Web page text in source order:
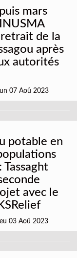
mars
de la
après
autorités
07 Aoû 2023
potable en
avec le
03 Aoû 2023